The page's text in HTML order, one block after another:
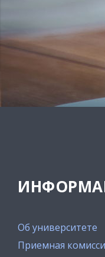
Об университете
Приемная